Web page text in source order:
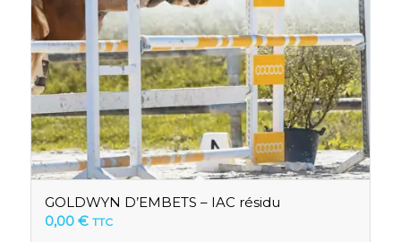
GOLDWYN D’EMBETS – IAC résidu
0,00 € TTC